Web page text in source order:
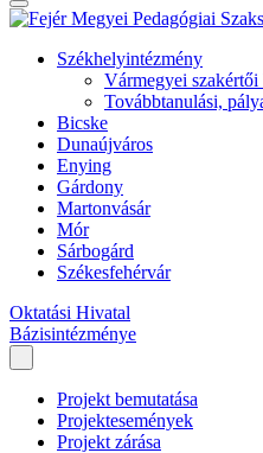
Székhelyintézmény
Vármegyei szakértői
Továbbtanulási,
Bicske
Dunaújváros
Enying
Gárdony
Martonvásár
Mór
Sárbogárd
Székesfehérvár
Oktatási Hivatal
Bázisintézménye
Projekt bemutatása
Projektesemények
Projekt zárása